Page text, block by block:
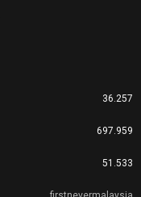
36.257
697.959
51.533